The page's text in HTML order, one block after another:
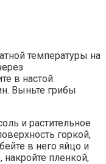
температуры на
в настой.
Выньте грибы
и растительное
горкой,
в него яйцо и
накройте пленкой,